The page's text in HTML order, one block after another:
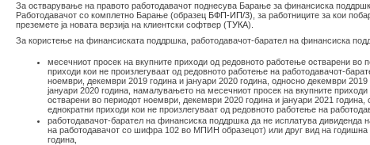
За остварување на правото работодавачот поднесува Барање за финансиска
Работодавачот со комплетно Барање (образец БФП-ИП/3), за работниците за кои
преземете ја новата верзија на клиентски софтвер (ТУКА).
За користење на финансиската поддршка, работодавачот-барател на финансиска
месечниот просек на вкупните приходи од редовното работење остварени во
приходи кои не произлегуваат од редовното работење на работодавачот-
ноември, декември 2019 година и јануари 2020 година, односно декември
јануари 2020 година, намалувањето на месечниот просек на вкупните
остварени во периодот ноември, декември 2020 година и јануари 2021
еднократни приходи кои не произлегуваат од редовното работење на
работодавачот-барател на финансиска поддршка да не исплатува
на работодавачот со шифра 102 во МПИН образецот) или друг вид на годишна
година,